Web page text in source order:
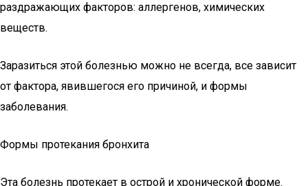
раздражающих факторов: аллергенов, химических
веществ.
Заразиться этой болезнью можно не всегда, все зависит
от фактора, явившегося его причиной, и формы
заболевания.
Формы протекания бронхита
Эта болезнь протекает в острой и хронической форме.